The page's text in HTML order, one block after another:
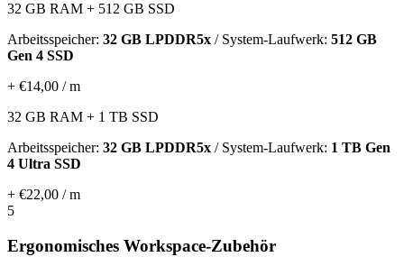
32 GB RAM + 512 GB SSD
Arbeitsspeicher: 32 GB LPDDR5x / System-Laufwerk: 512 GB
Gen 4 SSD
+ €14,00 / m
32 GB RAM + 1 TB SSD
Arbeitsspeicher: 32 GB LPDDR5x / System-Laufwerk: 1 TB Gen
4 Ultra SSD
+ €22,00 / m
5
Ergonomisches Workspace-Zubehör